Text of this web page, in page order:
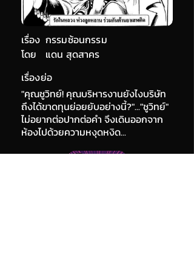
เรื่อง กรรมซ้อนกรรม
แดน สุดสาคร
โดย
เรื่องย่อ
"คุณชูวิทย์! คุณบริหารงานยังไงบริษัท
ถึงได้ขาดทุนย่อยยับอย่างนี้?"..."ชูวิทย์"
ไม่อยากต่อปากต่อคำ จึงเดินออกจาก
ห้องไปด้วยความหงุดหงิด...